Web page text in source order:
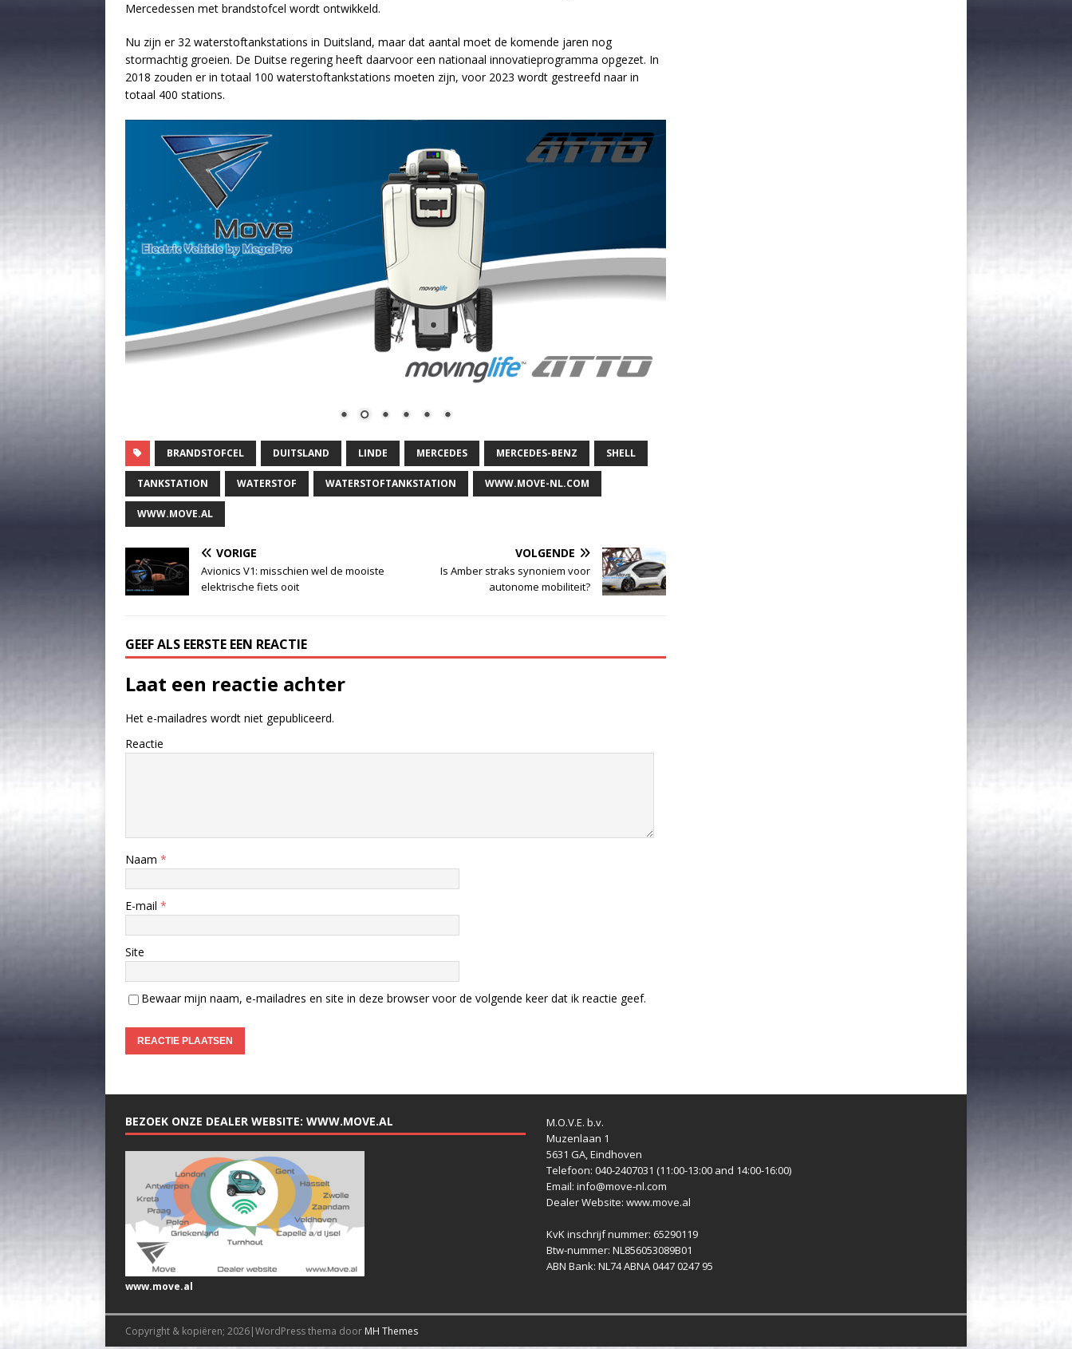
Mercedessen met brandstofcel wordt ontwikkeld.
Nu zijn er 32 waterstoftankstations in Duitsland, maar dat aantal moet de komende jaren nog
stormachtig groeien. De Duitse regering heeft daarvoor een nationaal innovatieprogramma opgezet. In
2018 zouden er in totaal 100 waterstoftankstations moeten zijn, voor 2023 wordt gestreefd naar in
totaal 400 stations.
BRANDSTOFCEL DUITSLAND LINDE MERCEDES MERCEDES-BENZ SHELL
TANKSTATION WATERSTOF WATERSTOFTANKSTATION WWW.MOVE-NL.COM
WWW.MOVE.AL
VORIGE
Avionics V1: misschien wel de mooiste
elektrische fiets ooit
VOLGENDE
Is Amber straks synoniem voor
autonome mobiliteit?
GEEF ALS EERSTE EEN REACTIE
Laat een reactie achter
Het e-mailadres wordt niet gepubliceerd.
Reactie
Naam *
E-mail *
Site
Bewaar mijn naam, e-mailadres en site in deze browser voor de volgende keer dat ik reactie geef.
BEZOEK ONZE DEALER WEBSITE: WWW.MOVE.AL
www.move.al
M.O.V.E. b.v.
Muzenlaan 1
5631 GA, Eindhoven
Telefoon: 040-2407031 (11:00-13:00 and 14:00-16:00)
Email: info@move-nl.com
Dealer Website: www.move.al
KvK inschrijf nummer: 65290119
Btw-nummer: NL856053089B01
ABN Bank: NL74 ABNA 0447 0247 95
Copyright & kopiëren; 2026|WordPress thema door MH Themes